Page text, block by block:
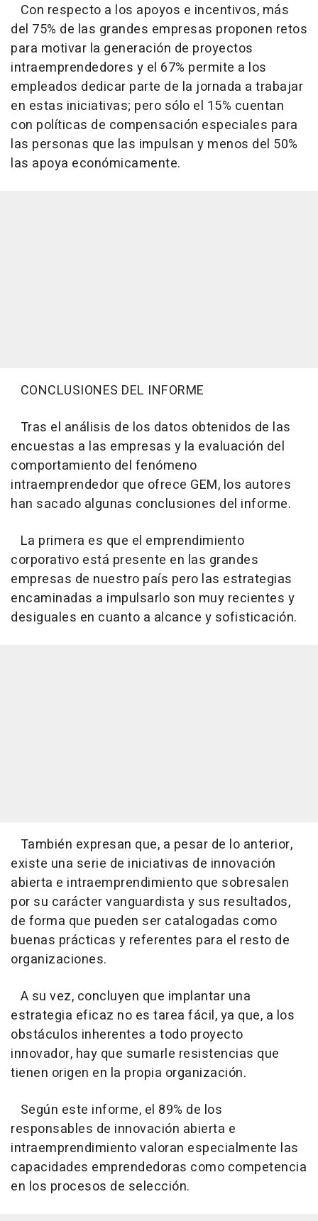
Con respecto a los apoyos e incentivos, más
del 75% de las grandes empresas proponen retos
para motivar la generación de proyectos
intraemprendedores y el 67% permite a los
empleados dedicar parte de la jornada a trabajar
en estas iniciativas; pero sólo el 15% cuentan
con políticas de compensación especiales para
las personas que las impulsan y menos del 50%
las apoya económicamente.
CONCLUSIONES DEL INFORME
Tras el análisis de los datos obtenidos de las
encuestas a las empresas y la evaluación del
comportamiento del fenómeno
intraemprendedor que ofrece GEM, los autores
han sacado algunas conclusiones del informe.
La primera es que el emprendimiento
corporativo está presente en las grandes
empresas de nuestro país pero las estrategias
encaminadas a impulsarlo son muy recientes y
desiguales en cuanto a alcance y sofisticación.
También expresan que, a pesar de lo anterior,
existe una serie de iniciativas de innovación
abierta e intraemprendimiento que sobresalen
por su carácter vanguardista y sus resultados,
de forma que pueden ser catalogadas como
buenas prácticas y referentes para el resto de
organizaciones.
A su vez, concluyen que implantar una
estrategia eficaz no es tarea fácil, ya que, a los
obstáculos inherentes a todo proyecto
innovador, hay que sumarle resistencias que
tienen origen en la propia organización.
Según este informe, el 89% de los
responsables de innovación abierta e
intraemprendimiento valoran especialmente las
capacidades emprendedoras como competencia
en los procesos de selección.